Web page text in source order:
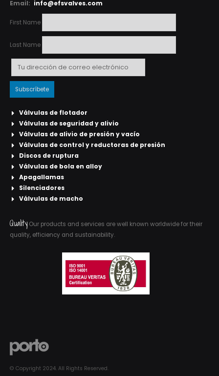
Email: info@efsvalves.com
First Name
Last Name
Válvulas de flotador
Válvulas de seguridad y alivio
Válvulas de alivio de presión y vacío
Válvulas de control y reductoras de presión
Discos de ruptura
Válvulas de bola en alloy
Apagallamas
Silenciadores
Válvulas de macho
Quality Our products and services are well known worldwide for their
quality, efficiency and sustainability.
© Copyright 2024. All Rights Reserved.